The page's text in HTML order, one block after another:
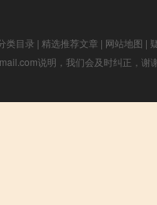
类目录 | 精选推荐文章 | 网站地图 |
说明，我们会及时纠正，谢